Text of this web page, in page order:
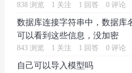
838 浏览 1 关注 1 回答 0 评论
数据库连接字符串中，数据库
可以看到这些信息，没加密
843 浏览 1 关注 1 回答 0 评论
自己可以导入模型吗